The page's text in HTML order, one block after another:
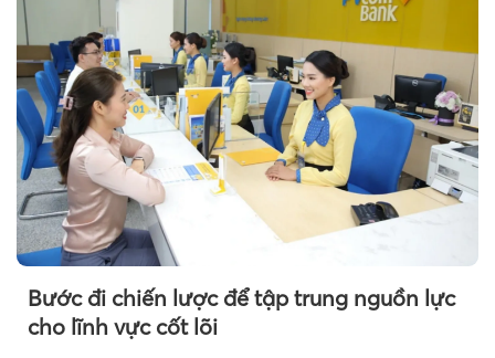
Bước đi chiến lược để tập trung nguồn lực
cho lĩnh vực cốt lõi